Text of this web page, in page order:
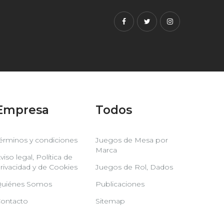
Facebook
TwitterInstagram
y condiciones
legal, Política de
y de Cookies
Somos
Todos
Juegos de Mesa por
Marca
Juegos de Rol, Dados
Publicaciones
Sitemap